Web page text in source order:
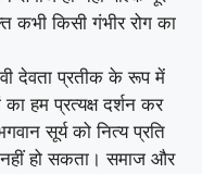
कभी किसी गंभीर रोग का
देवता प्रतीक के रूप में
हम प्रत्यक्ष दर्शन कर
सूर्य को नित्य प्रति
हो सकता। समाज और